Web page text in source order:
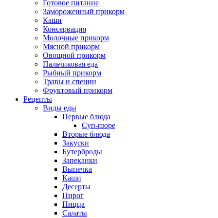
Готовое питание
Замороженный прикорм
Каши
Консервация
Молочные прикорм
Мясной прикорм
Овощной прикорм
Пальчиковая еда
Рыбный прикорм
Травы и специи
Фруктовый прикорм
Рецепты
Виды еды
Первые блюда
Суп-пюре
Вторые блюда
Закуски
Бутерброды
Запеканки
Выпечка
Каши
Десерты
Пирог
Пицца
Салаты